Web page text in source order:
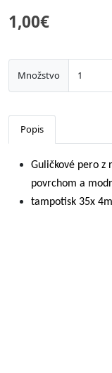
1,00€
Množstvo
Popis
Guličkové pero z
povrchom a
tampotisk 35x